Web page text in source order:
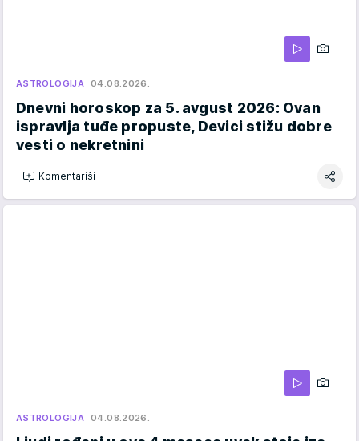
ASTROLOGIJA 04.08.2026.
Dnevni horoskop za 5. avgust 2026: Ovan
ispravlja tuđe propuste, Devici stižu dobre
vesti o nekretnini
Komentariši
ASTROLOGIJA 04.08.2026.